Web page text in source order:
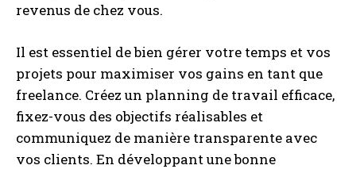
revenus de chez vous.
Il est essentiel de bien gérer votre temps et vos
projets pour maximiser vos gains en tant que
freelance. Créez un planning de travail efficace,
fixez-vous des objectifs réalisables et
communiquez de manière transparente avec
vos clients. En développant une bonne